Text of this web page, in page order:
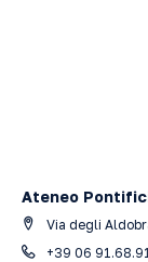
Ateneo
Via degli
+39 06 91.68.91